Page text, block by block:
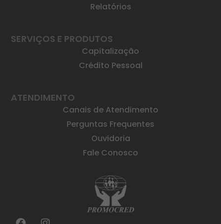
Relatórios
SERVIÇOS E PRODUTOS
Capitalização
Crédito Pessoal
ATENDIMENTO
Canais de Atendimento
Perguntas Frequentes
Ouvidoria
Fale Conosco